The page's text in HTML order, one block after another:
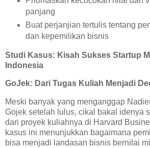
panjang
Buat perjanjian tertulis tentang
dan kepemilikan bisnis
Studi Kasus: Kisah Sukses Startup
Indonesia
GoJek: Dari Tugas Kuliah Menjadi
Meski banyak yang menganggap
Gojek setelah lulus, cikal bakal idenya
dari proyek kuliahnya di Harvard
kasus ini menunjukkan bagaimana
bisa menjadi landasan bisnis bernilai